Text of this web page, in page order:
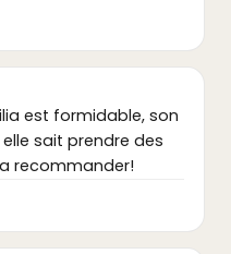
est formidable, son
sait prendre des
recommander!